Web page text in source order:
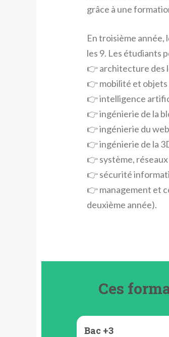
grâce à une
En troisième
les 9. Les étudiants
👉 architecture des
👉 mobilité et
👉 intelligence
👉 ingénierie de la
👉 ingénierie du
👉 ingénierie de la
👉 système,
👉 sécurité
👉 management et
deuxième année).
Ces
Bac +3